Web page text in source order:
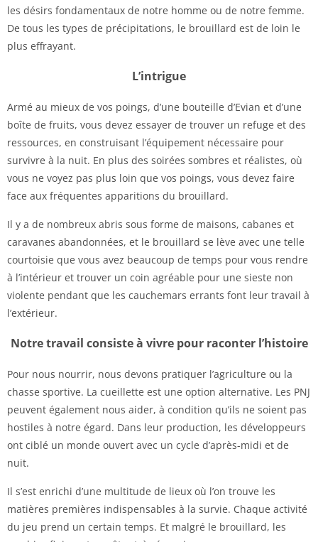
les désirs fondamentaux de notre homme ou de notre femme.
De tous les types de précipitations, le brouillard est de loin le
plus effrayant.
L’intrigue
Armé au mieux de vos poings, d’une bouteille d’Evian et d’une
boîte de fruits, vous devez essayer de trouver un refuge et des
ressources, en construisant l’équipement nécessaire pour
survivre à la nuit. En plus des soirées sombres et réalistes, où
vous ne voyez pas plus loin que vos poings, vous devez faire
face aux fréquentes apparitions du brouillard.
Il y a de nombreux abris sous forme de maisons, cabanes et
caravanes abandonnées, et le brouillard se lève avec une telle
courtoisie que vous avez beaucoup de temps pour vous rendre
à l’intérieur et trouver un coin agréable pour une sieste non
violente pendant que les cauchemars errants font leur travail à
l’extérieur.
Notre travail consiste à vivre pour raconter l’histoire
Pour nous nourrir, nous devons pratiquer l’agriculture ou la
chasse sportive. La cueillette est une option alternative. Les PNJ
peuvent également nous aider, à condition qu’ils ne soient pas
hostiles à notre égard. Dans leur production, les développeurs
ont ciblé un monde ouvert avec un cycle d’après-midi et de
nuit.
Il s’est enrichi d’une multitude de lieux où l’on trouve les
matières premières indispensables à la survie. Chaque activité
du jeu prend un certain temps. Et malgré le brouillard, les